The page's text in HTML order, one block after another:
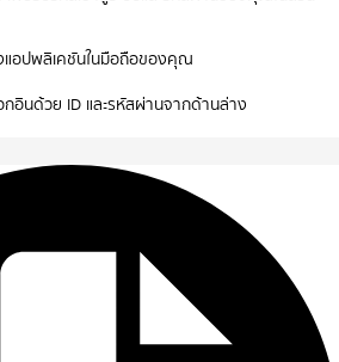
อปพลิเคชันในมือถือของคุณ
อินด้วย ID และรหัสผ่านจากด้านล่าง